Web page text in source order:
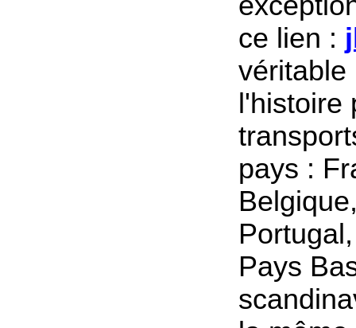
ce lien :
véritable
l'histoire
pays :
Pays